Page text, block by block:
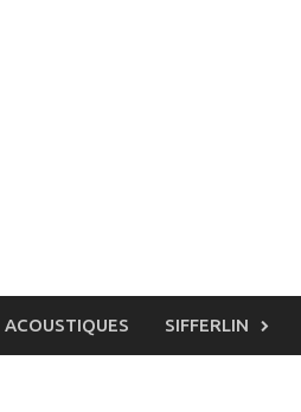
SIFFERLIN